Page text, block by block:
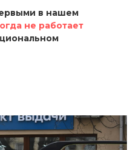
в нашем
не работает